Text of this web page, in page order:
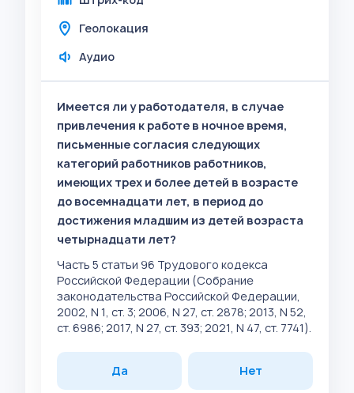
Геолокация
Аудио
Имеется ли у работодателя, в случае
привлечения к работе в ночное время,
письменные согласия следующих
категорий работников работников,
имеющих трех и более детей в возрасте
до восемнадцати лет, в период до
достижения младшим из детей возраста
четырнадцати лет?
Часть 5 статьи 96 Трудового кодекса
Российской Федерации (Собрание
законодательства Российской Федерации,
2002, N 1, ст. 3; 2006, N 27, ст. 2878; 2013, N 52,
ст. 6986; 2017, N 27, ст. 393; 2021, N 47, ст. 7741).
Да Нет